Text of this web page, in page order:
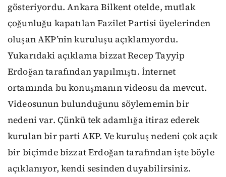
gösteriyordu. Ankara Bilkent otelde, mutlak
çoğunluğu kapatılan Fazilet Partisi üyelerinden
oluşan AKP’nin kuruluşu açıklanıyordu.
Yukarıdaki açıklama bizzat Recep Tayyip
Erdoğan tarafından yapılmıştı. İnternet
ortamında bu konuşmanın videosu da mevcut.
Videosunun bulunduğunu söylememin bir
nedeni var. Çünkü tek adamlığa itiraz ederek
kurulan bir parti AKP. Ve kuruluş nedeni çok açık
bir biçimde bizzat Erdoğan tarafından işte böyle
açıklanıyor, kendi sesinden duyabilirsiniz.